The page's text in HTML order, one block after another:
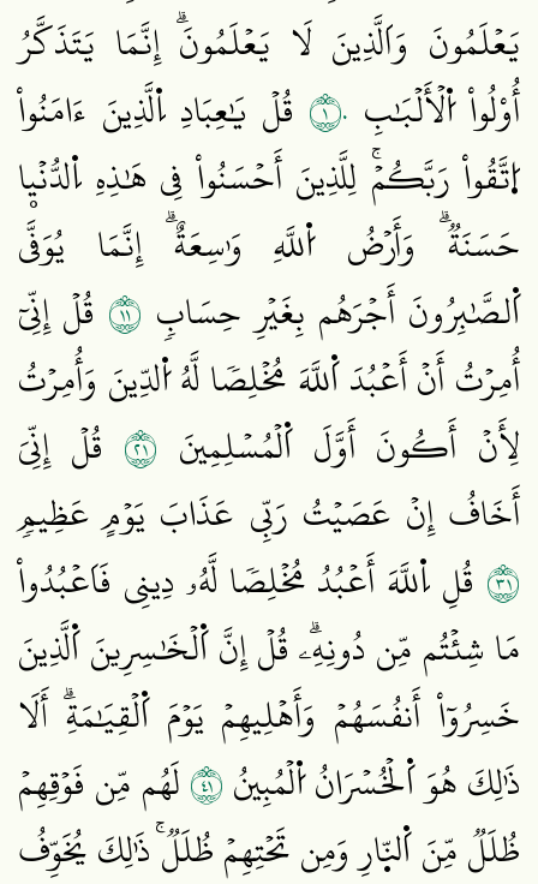
يَعۡلَمُونَ وَاَلَّذِينَ لَا يَعۡلَمُونَۗ إِنَّمَا يَتَذَكَّرُ
أُوْلُواْ اُ۬لۡأَلۡبَٰبِ ١٠ قُلۡ يَٰعِبَادِ اِ۬لَّذِينَ ءَامَنُواْ
اُ۪تَّقُواْ رَبَّكُمۡۚ لِلَّذِينَ أَحۡسَنُواْ فِي هَٰذِهِ اِ۬لدُّنۡيۭا
حَسَنَةٞۗ وَأَرۡضُ اُ۬للَّهِ وَٰسِعَةٌۗ إِنَّمَا يُوَفَّى
اَ۬لصَّٰبِرُونَ أَجۡرَهُم بِغَيۡرِ حِسَابٖ ١١ قُلۡ إِنِّيٓ
أُمِرۡتُ أَنۡ أَعۡبُدَ اَ۬للَّهَ مُخۡلِصٗا لَّهُ اُ۬لدِّينَ وَأُمِرۡتُ
لِأَنۡ أَكُونَ أَوَّلَ اَ۬لۡمُسۡلِمِينَ ١٢ قُلۡ إِنِّيَ
أَخَافُ إِنۡ عَصَيۡتُ رَبِّي عَذَابَ يَوۡمٍ عَظِيمٖ
١٣ قُلِ اِ۬للَّهَ أَعۡبُدُ مُخۡلِصٗا لَّهُۥ دِينِي فَاَعۡبُدُواْ
مَا شِئۡتُم مِّن دُونِهِۦۗ قُلۡ إِنَّ اَ۬لۡخَٰسِرِينَ اَ۬لَّذِينَ
خَسِرُوٓاْ أَنفُسَهُمۡ وَأَهۡلِيهِمۡ يَوۡمَ اَ۬لۡقِيَٰمَةِۗ أَلَا
ذَٰلِكَ هُوَ اَ۬لۡخُسۡرَانُ اُ۬لۡمُبِينُ١٤لَهُم مِّن فَوۡقِهِمۡ
ظُلَلٞ مِّنَ اَ۬لنّ۪ارِ وَمِن تَحۡتِهِمۡ ظُلَلٞۚ ذَٰلِكَ يُخَوِّفُ